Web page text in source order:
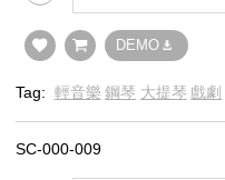
DEMO
Tag: 輕音樂 鋼琴 大提琴 戲劇
SC-000-009